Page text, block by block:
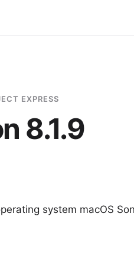
EXPRESS
8.1.9
system macOS